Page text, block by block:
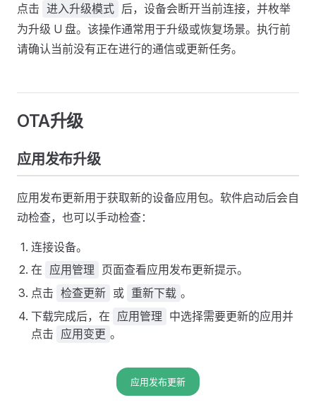
点击 进入升级模式 后，设备会断开当前连接，并枚举
为升级 U 盘。该操作通常用于升级或恢复场景。执行前
请确认当前没有正在进行的通信或更新任务。
OTA升级
应用发布升级
应用发布更新用于获取新的设备应用包。软件启动后会自
动检查，也可以手动检查：
连接设备。
在
应用管理
页面查看应用发布更新提示。
点击 检查更新 或 重新下载 。
下载完成后，在
应用管理
中选择需要更新的应用并
点击
应用变更 。
应用发布更新